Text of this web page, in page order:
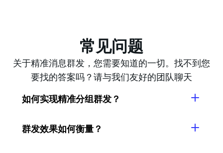
常见问题
关于精准消息群发，您需要知道的一切。找不到您
要找的答案吗？请与我们友好的团队聊天
如何实现精准分组群发？
群发效果如何衡量？